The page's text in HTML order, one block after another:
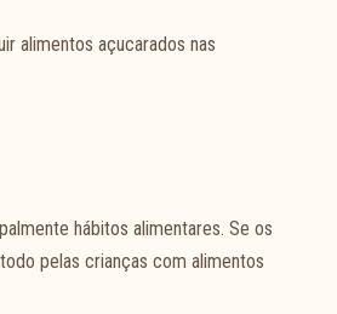
alimentos açucarados nas
hábitos alimentares. Se os
pelas crianças com alimentos